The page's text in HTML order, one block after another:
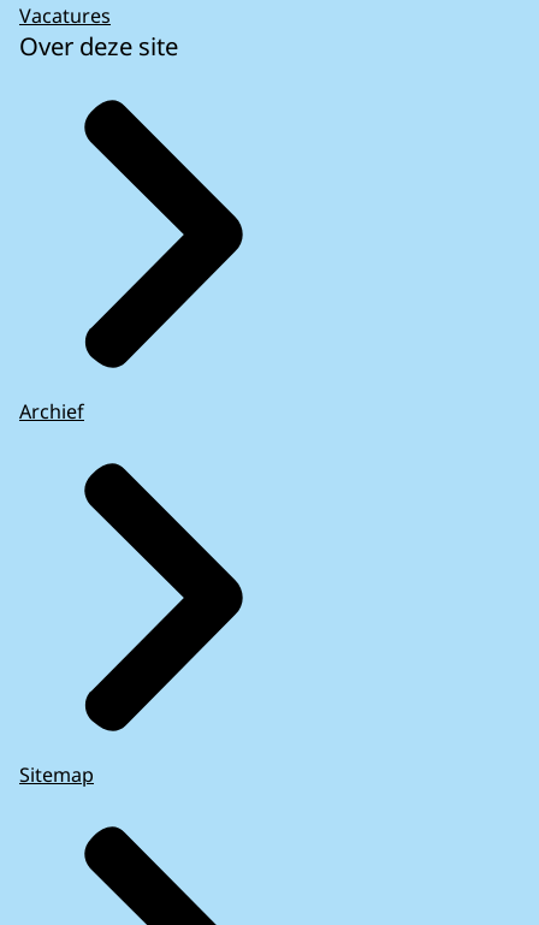
Vacatures
Over deze site
Archief
Sitemap